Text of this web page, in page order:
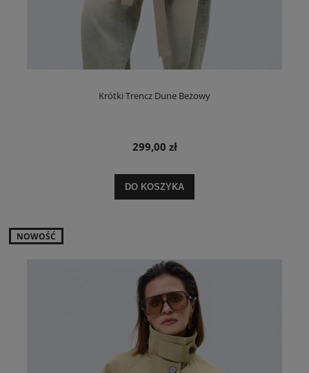
Krótki Trencz Dune Beżowy
299,00 zł
DO KOSZYKA
NOWOŚĆ